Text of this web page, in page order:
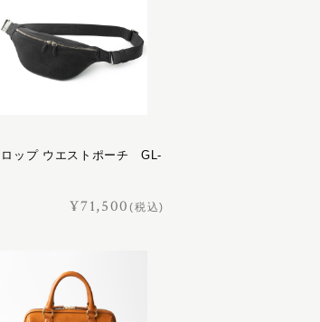
ロップ ウエストポーチ GL-
¥71,500(税込)